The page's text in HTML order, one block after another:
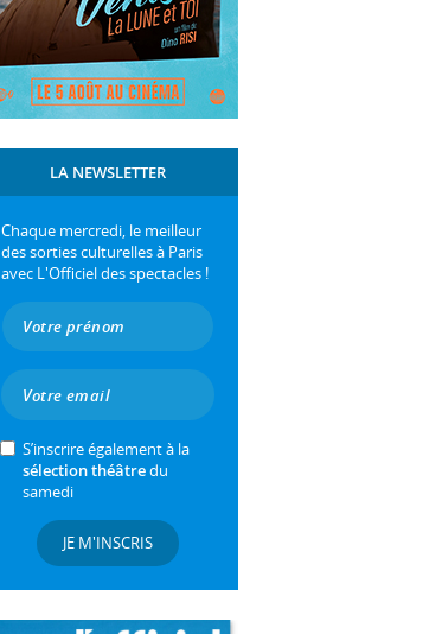
LA NEWSLETTER
Chaque mercredi, le meilleur
des sorties culturelles à Paris
avec L'Officiel des spectacles !
S’inscrire également à la
sélection théâtredu
samedi
JE M'INSCRIS